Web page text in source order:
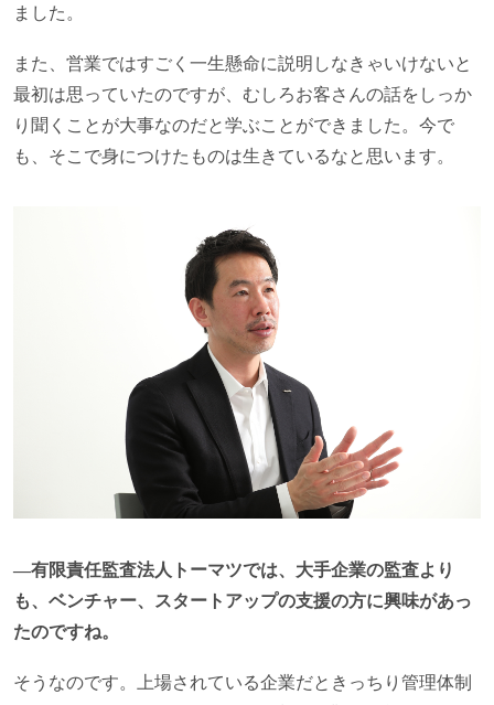
ました。
また、営業ではすごく一生懸命に説明しなきゃいけないと
最初は思っていたのですが、むしろお客さんの話をしっか
り聞くことが大事なのだと学ぶことができました。今で
も、そこで身につけたものは生きているなと思います。
―有限責任監査法人トーマツでは、大手企業の監査より
も、ベンチャー、スタートアップの支援の方に興味があっ
たのですね。
そうなのです。上場されている企業だときっちり管理体制